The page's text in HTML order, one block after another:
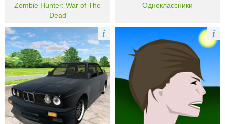
Zombie Hunter: War of The
Dead
Одноклассники
i i